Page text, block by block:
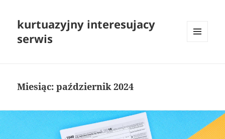
kurtuazyjny interesujacy
serwis
Miesiąc:październik 2024